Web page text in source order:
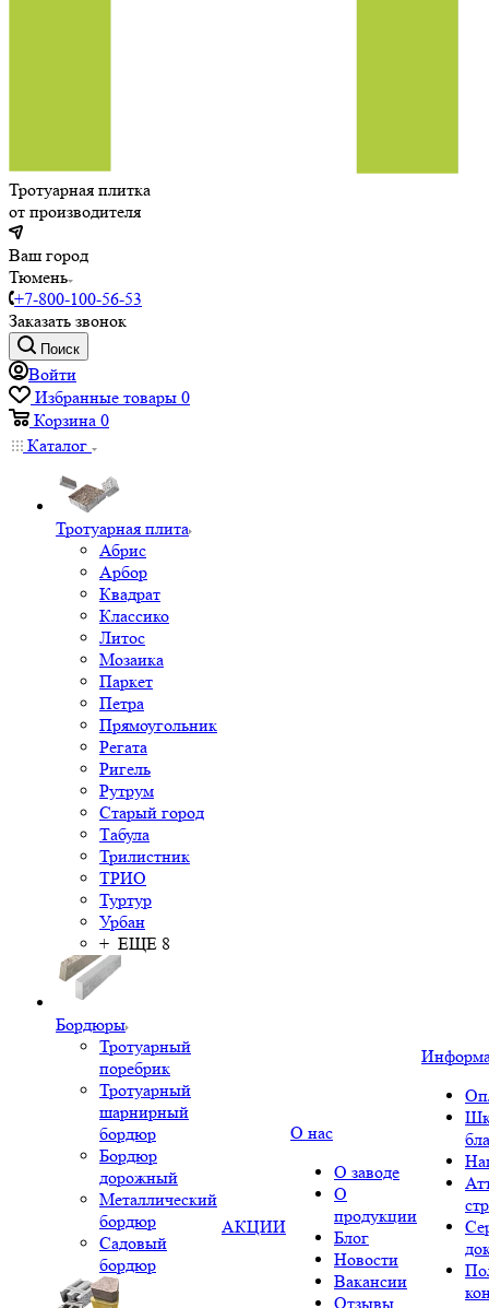
Тротуарная плитка
от производителя
Ваш город
Тюмень
+7-800-100-56-53
Заказать звонок
Поиск
Войти
Избранные товары 0
Корзина 0
Каталог
Тротуарная плита
Абрис
Арбор
Квадрат
Классико
Литос
Мозаика
Паркет
Петра
Прямоугольник
Регата
Ригель
Рутрум
Старый город
Табула
Трилистник
ТРИО
Туртур
Урбан
+ ЕЩЕ 8
Бордюры
Тротуарный
поребрик
Тротуарный
шарнирный
бордюр
Бордюр
дорожный
Металлический
бордюр
Садовый
бордюр
АКЦИИ
О нас
О заводе
О
продукции
Блог
Новости
Вакансии
Отзывы